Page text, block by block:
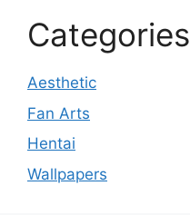
Categories
Aesthetic
Fan Arts
Hentai
Wallpapers